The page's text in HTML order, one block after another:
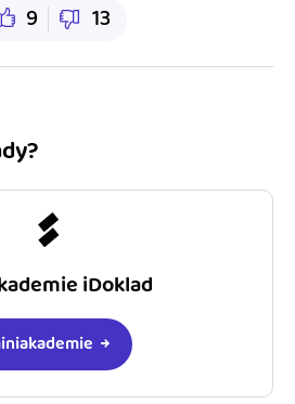
9 13
iDoklad